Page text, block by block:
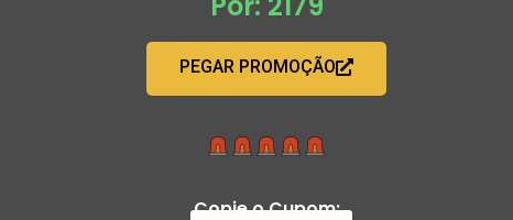
PEGAR PROMOÇÃO
Copie o Cupom: